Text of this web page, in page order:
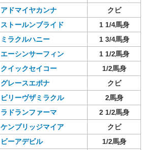
アドマイヤカンナ
クビ
ストールンブライド
1 1/4馬身
ミラクルハニー
1 3/4馬身
エーシンサーフィン
1 1/2馬身
クイックセイコー
1/2馬身
グレースエポナ
クビ
ビリーヴザミラクル
2馬身
ラドランファーマ
2 1/2馬身
ケンブリッジマイア
クビ
ビーアデビル
1/2馬身